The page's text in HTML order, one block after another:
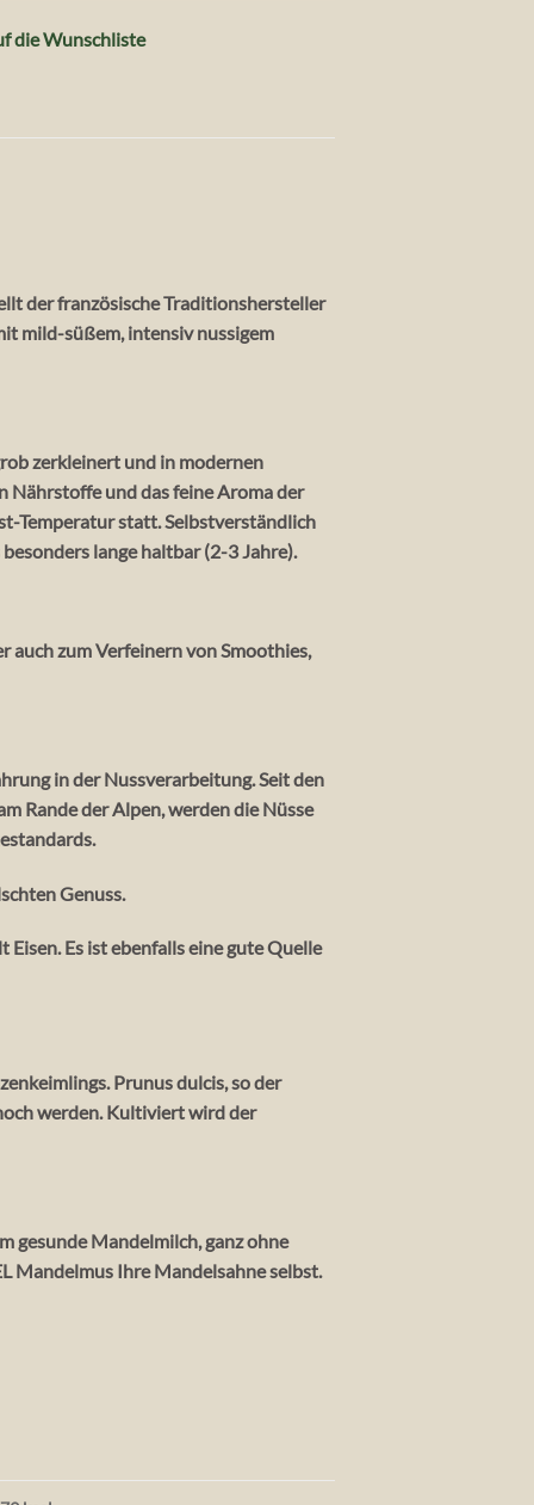
die Wunschliste
der französische Traditionshersteller
mild-süßem, intensiv nussigem
zerkleinert und in modernen
Nährstoffe und das feine Aroma der
Temperatur statt. Selbstverständlich
lange haltbar (2-3 Jahre).
auch zum Verfeinern von Smoothies,
in der Nussverarbeitung. Seit den
Rande der Alpen, werden die Nüsse
Genuss.
Es ist ebenfalls eine gute Quelle
Prunus dulcis, so der
werden. Kultiviert wird der
gesunde Mandelmilch, ganz ohne
Mandelmus Ihre Mandelsahne selbst.